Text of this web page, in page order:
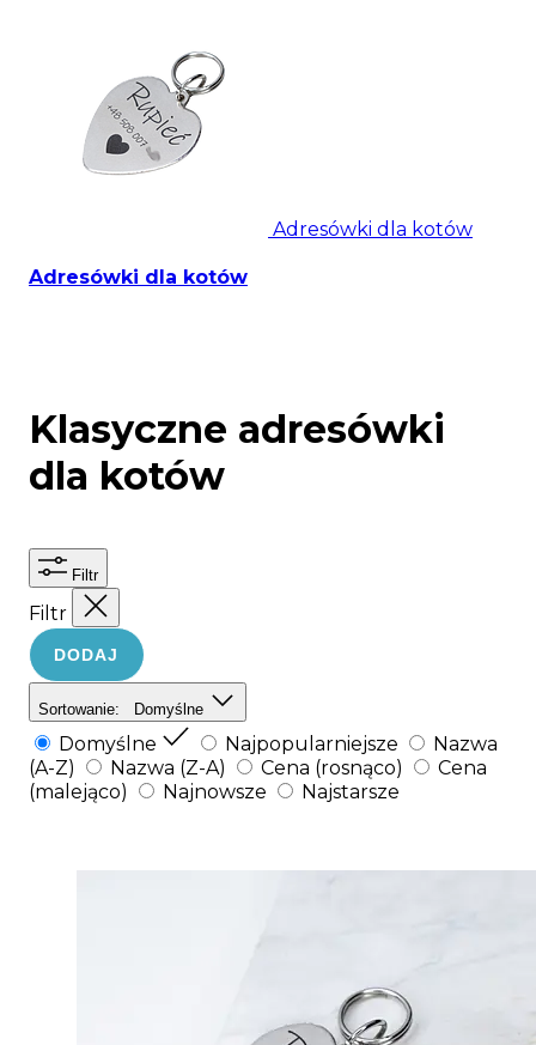
Adresówki dla kotów
Adresówki dla kotów
Klasyczne adresówki
dla kotów
Filtr
Filtr
DODAJ
Sortowanie: Domyślne
Domyślne Najpopularniejsze
Nazwa
(A-Z)
Nazwa (Z-A) Cena (rosnąco)
Cena
(malejąco)
Najnowsze Najstarsze